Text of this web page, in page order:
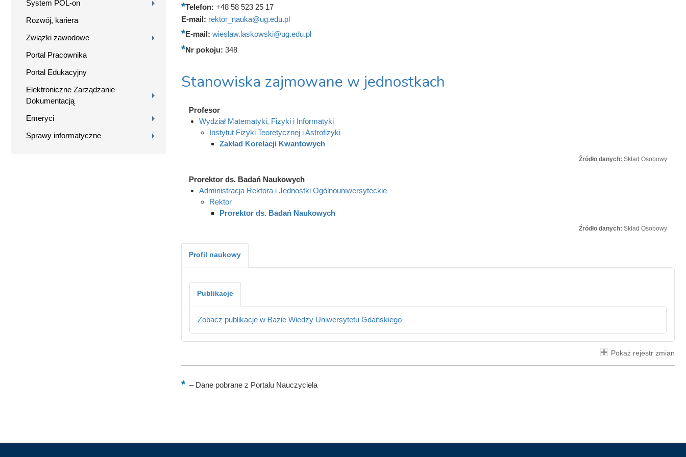
System POL-on
Rozwój, kariera
Związki zawodowe
Portal Pracownika
Portal Edukacyjny
Elektroniczne Zarządzanie
Dokumentacją
Emeryci
Sprawy informatyczne
Telefon: +48 58 523 25 17
E-mail: rektor_nauka@ug.edu.pl
E-mail: wieslaw.laskowski@ug.edu.pl
Nr pokoju: 348
Stanowiska zajmowane w jednostkach
Profesor
Wydział Matematyki, Fizyki i Informatyki
Instytut Fizyki Teoretycznej i Astrofizyki
Zakład Korelacji Kwantowych
Źródło danych: Skład Osobowy
Prorektor ds. Badań Naukowych
Administracja Rektora i Jednostki Ogólnouniwersyteckie
Rektor
Prorektor ds. Badań Naukowych
Źródło danych: Skład Osobowy
Profil naukowy
Publikacje
Zobacz publikacje w Bazie Wiedzy Uniwersytetu Gdańskiego
Pokaż rejestr zmian
–Dane pobrane z Portalu Nauczyciela